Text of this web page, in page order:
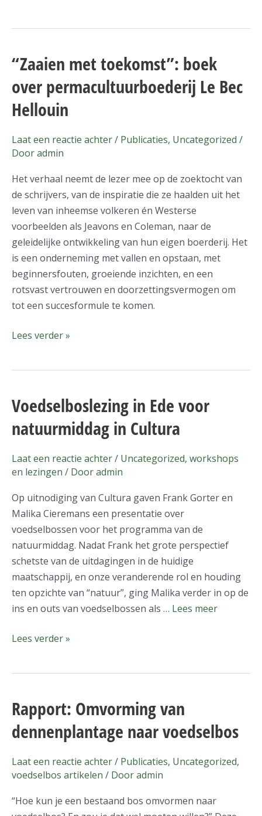
“Zaaien met toekomst”: boek
over permacultuurboederij Le Bec
Hellouin
Laat een reactie achter/ Publicaties, Uncategorized /
Dooradmin
Het verhaal neemt de lezer mee op de zoektocht van
de schrijvers, van de inspiratie die ze haalden uit het
leven van inheemse volkeren én Westerse
voorbeelden als Jeavons en Coleman, naar de
geleidelijke ontwikkeling van hun eigen boerderij. Het
is een onderneming met vallen en opstaan, met
beginnersfouten, groeiende inzichten, en een
rotsvast vertrouwen en doorzettingsvermogen om
tot een succesformule te komen.
“Zaaien
met
toekomst”:
boek
permacultuurboederij
Le
Hellouin
Lees verder »
Voedselboslezing in Ede voor
natuurmiddag in Cultura
Laat een reactie achter/ Uncategorized, workshops
en lezingen / Dooradmin
Op uitnodiging van Cultura gaven Frank Gorter en
Malika Cieremans een presentatie over
voedselbossen voor het programma van de
natuurmiddag. Nadat Frank het grote perspectief
schetste van de uitdagingen in de huidige
maatschappij, en onze veranderende rol en houding
ten opzichte van “natuur”, ging Malika verder in op de
ins en outs van voedselbossen als … Lees meer
Voedselboslezing
in
Ede
natuurmiddag
in
Cultura
Lees verder »
Rapport: Omvorming van
dennenplantage naar voedselbos
Laat een reactie achter/ Publicaties, Uncategorized,
voedselbos artikelen / Dooradmin
“Hoe kun je een bestaand bos omvormen naar
Rapport:
Omvorming
van
naar
voedselbos